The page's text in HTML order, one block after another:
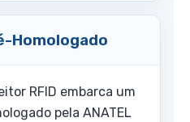
Homologado
RFID embarca um
pela ANATEL